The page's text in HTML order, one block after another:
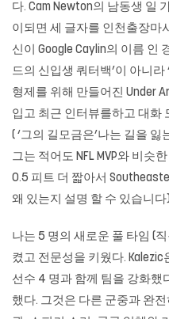
다. Cam Newton의 남동생 일
이되면 세 글자를 인천출장마
신이 Google Caylin의 이름 인
드의 신입생 쿼터백’이 아니라
형제를 위해 만들어진 Under
입고 최근 인터뷰를하고 대화
( ‘그의 길모금은’나는 길을 잃
그는 적어도 NFL MVP와 비슷
0.5 피트 더 짧아서
왜 있는지 설명 할 수 있습니다
나는 5 명의 새로운 풀 타임 (
켰고 전문성을 키웠다.
선수 4 명과 함께 팀을 강화했
했다. 그것은 다른 군중과 완